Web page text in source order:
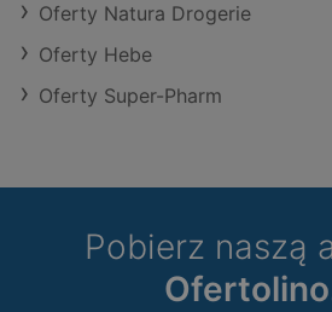
Oferty Natura Drogerie
Oferty Hebe
Oferty Super-Pharm
Pobierz naszą